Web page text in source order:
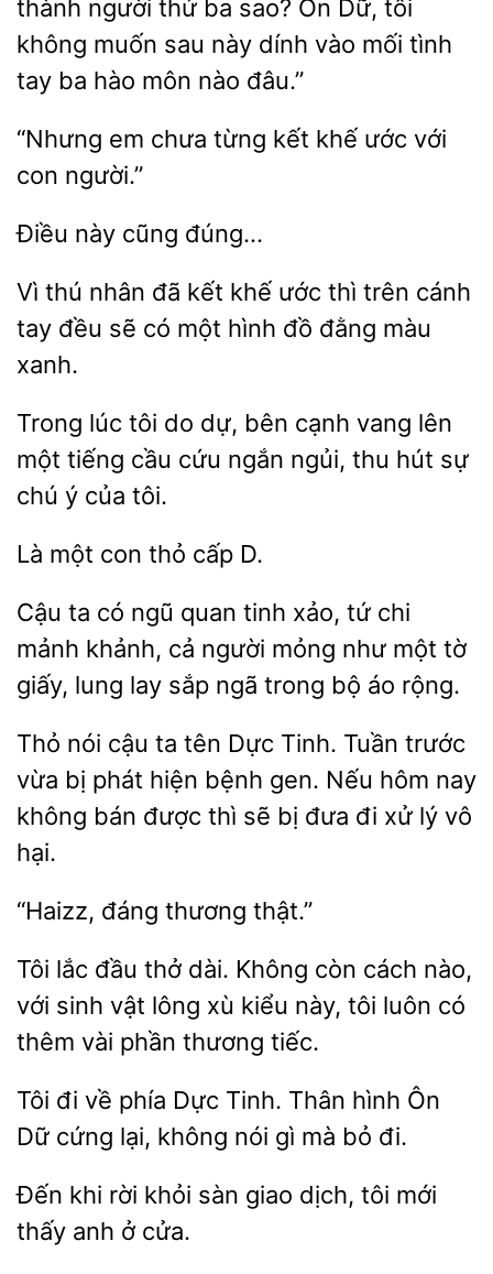
thành người thứ ba
Ôn Dữ, tôi
không muốn sau này dính vào mối tình
tay
hào môn nào đâu.”
em chưa từng kết khế ước với
Điều
Vì thú
đã kết khế ước thì trên cánh
tay
sẽ có
hình đồ đằng màu
xanh.
Trong lúc tôi do dự, bên cạnh vang
một tiếng
cứu
ngủi, thu hút sự
chú ý của tôi.
một cấp D.
Cậu ta có ngũ quan tinh xảo, tứ chi
mảnh khảnh,
mỏng như một tờ
giấy, lung
sắp ngã trong bộ áo rộng.
nói cậu ta tên Dực Tinh. Tuần trước
vừa bị phát hiện bệnh gen. Nếu hôm nay
không bán được thì
bị đưa đi
lý vô
hại.
“Haizz,
Tôi lắc đầu thở dài. Không còn cách nào,
với
vật lông xù
này, tôi luôn có
thêm vài
thương tiếc.
Tôi đi về phía Dực Thân
Ôn
Dữ cứng lại,
nói gì mà bỏ đi.
khi rời khỏi sàn dịch,
mới
thấy anh ở cửa.